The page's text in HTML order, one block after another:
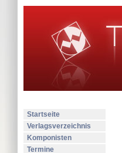
Startseite
Verlagsverzeichnis
Komponisten
Termine